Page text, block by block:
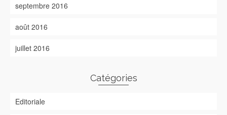
septembre 2016
août 2016
juillet 2016
Catégories
Editoriale